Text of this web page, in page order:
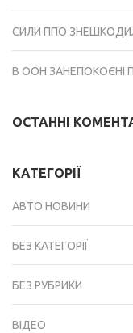
СИЛИ ППО
В ООН ЗАНЕПОКОЄНІ
ОСТАННІ
КАТЕГОРІЇ
АВТО НОВИНИ
БЕЗ КАТЕГОРІЇ
БЕЗ РУБРИКИ
ВІДЕО